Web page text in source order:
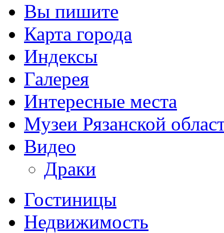
Вы пишите
Карта города
Индексы
Галерея
Интересные места
Музеи Рязанской
Видео
Драки
Гостиницы
Недвижимость